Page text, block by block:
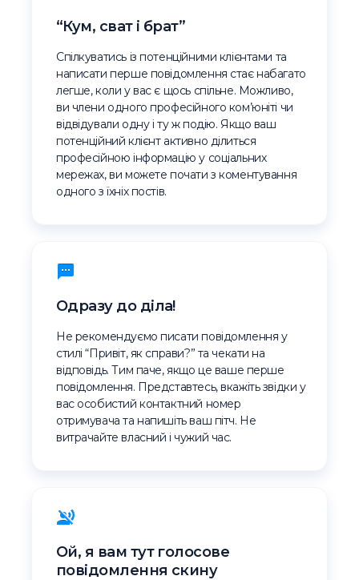
“Кум, сват і брат”
Спілкуватись із потенційними клієнтами та
написати перше повідомлення стає набагато
легше, коли у вас є щось спільне. Можливо,
ви члени одного професійного ком’юніті чи
відвідували одну і ту ж подію. Якщо ваш
потенційний клієнт активно ділиться
професійною інформацію у соціальних
мережах, ви можете почати з коментування
одного з їхніх постів.
Одразу до діла!
Не рекомендуємо писати повідомлення у
стилі “Привіт, як справи?” та чекати на
відповідь. Тим паче, якщо це ваше перше
повідомлення. Представтесь, вкажіть звідки у
вас особистий контактний номер
отримувача та напишіть ваш пітч. Не
витрачайте власний і чужий час.
Ой, я вам тут голосове
повідомлення скину